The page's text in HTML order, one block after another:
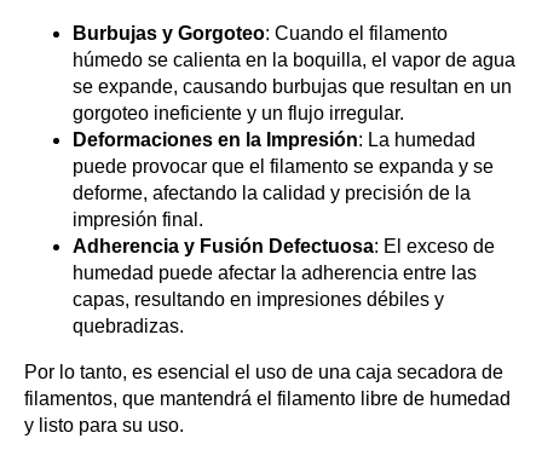
Burbujas y Gorgoteo: Cuando el filamento
húmedo se calienta en la boquilla, el vapor de agua
se expande, causando burbujas que resultan en un
gorgoteo ineficiente y un flujo irregular.
Deformaciones en la Impresión: La humedad
puede provocar que el filamento se expanda y se
deforme, afectando la calidad y precisión de la
impresión final.
Adherencia y Fusión Defectuosa: El exceso de
humedad puede afectar la adherencia entre las
capas, resultando en impresiones débiles y
quebradizas.
Por lo tanto, es esencial el uso de una caja secadora de
filamentos, que mantendrá el filamento libre de humedad
y listo para su uso.